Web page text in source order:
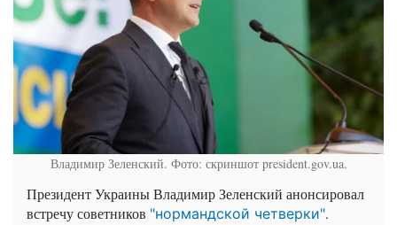
Владимир Зеленский. Фото: скриншот president.gov.ua.
Президент Украины Владимир Зеленский анонсировал
встречу советников "нормандской четверки".